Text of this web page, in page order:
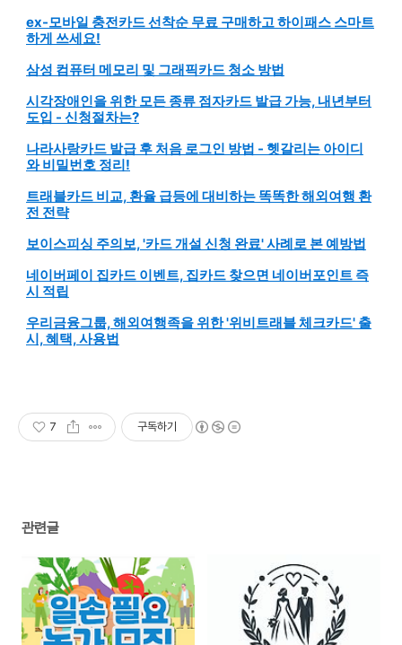
ex-모바일 충전카드 선착순 무료 구매하고 하이패스 스마트
하게 쓰세요!
삼성 컴퓨터 메모리 및 그래픽카드 청소 방법
시각장애인을 위한 모든 종류 점자카드 발급 가능, 내년부터
도입 - 신청절차는?
나라사랑카드 발급 후 처음 로그인 방법 - 헷갈리는 아이디
와 비밀번호 정리!
트래블카드 비교, 환율 급등에 대비하는 똑똑한 해외여행 환
전 전략
보이스피싱 주의보, '카드 개설 신청 완료' 사례로 본 예방법
네이버페이 집카드 이벤트, 집카드 찾으면 네이버포인트 즉
시 적립
우리금융그룹, 해외여행족을 위한 '위비트래블 체크카드' 출
시, 혜택, 사용법
7 구독하기
관련글